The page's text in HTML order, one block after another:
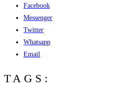
Facebook
Messenger
Twitter
Whatsapp
Email
TAGS: